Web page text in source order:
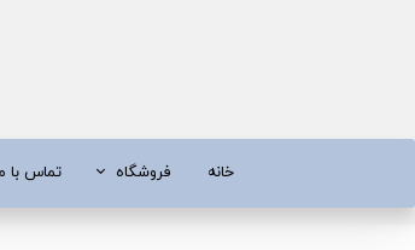
خانه فروشگاه تماس با